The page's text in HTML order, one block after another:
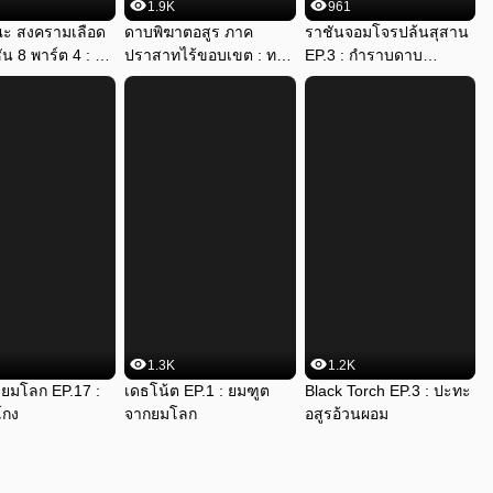
สงครามเลือด
8 พาร์ต 4 :
าโยรุอิจิ
1.9K
ดาบพิฆาตอสูร ภาค
ปราสาทไร้ขอบเขต : ทวง
แค้นยอดอสูร
961
ราชันจอมโจรปล้นสุสาน
EP.3 : กำราบดาบ
อาถรรพ์
มโลก EP.17 :
ง
1.3K
เดธโน้ต EP.1 : ยมฑูต
จากยมโลก
1.2K
Black Torch EP.3 : ปะทะ
อสูรอ้วนผอม